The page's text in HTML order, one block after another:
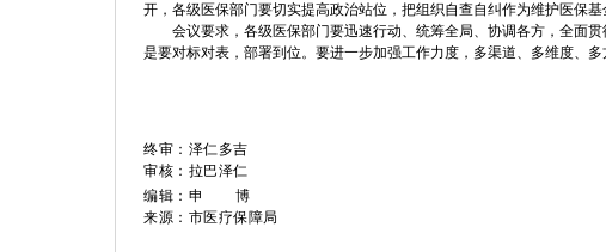
开，各级医保部门要切实提高政治站位，把组织自查自纠作为维护医保
会议要求，各级医保部门要迅速行动、统筹全局、协调各方，全面
是要对标对表，部署到位。要进一步加强工作力度，多渠道、多维度、
终审：泽仁多吉
审核：拉巴泽仁
编辑：申 博
来源：市医疗保障局